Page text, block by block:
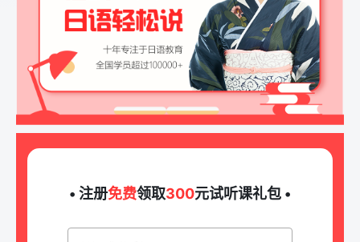
• 注册免费领取300元试听课礼包 •